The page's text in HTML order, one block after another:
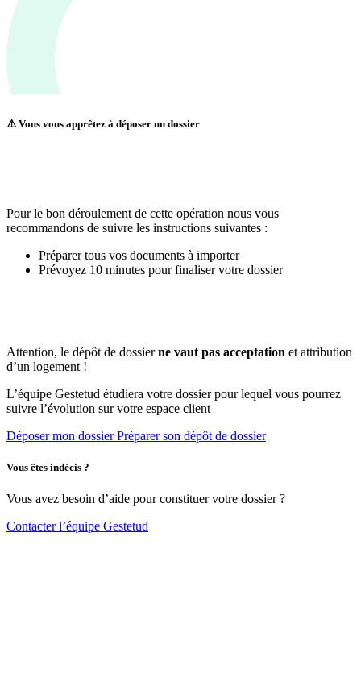
⚠️ Vous vous apprêtez à déposer un dossier
Pour le bon déroulement de cette opération nous vous
recommandons de suivre les instructions suivantes :
Préparer tous vos documents à importer
Prévoyez 10 minutes pour finaliser votre dossier
Attention, le dépôt de dossierne vaut pas acceptation et attribution
d’un logement !
L’équipe Gestetud étudiera votre dossier pour lequel vous pourrez
suivre l’évolution sur votre espace client
Déposer mon dossierPréparer son dépôt de dossier
Vous êtes indécis ?
Vous avez besoin d’aide pour constituer votre dossier ?
Contacter l’équipe Gestetud